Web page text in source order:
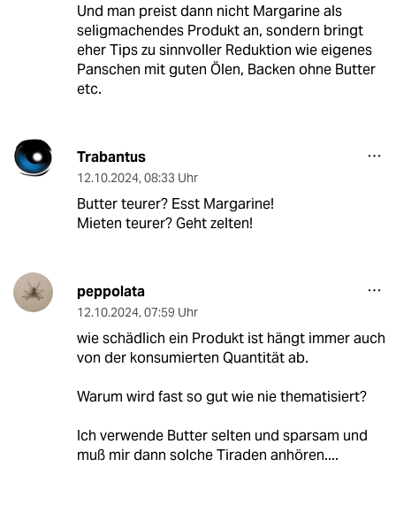
Und man preist dann nicht Margarine als
seligmachendes Produkt an, sondern bringt
eher Tips zu sinnvoller Reduktion wie eigenes
Panschen mit guten Ölen, Backen ohne Butter
etc.
Trabantus
12.10.2024, 08:33 Uhr
Butter teurer? Esst Margarine!
Mieten teurer? Geht zelten!
peppolata
12.10.2024, 07:59 Uhr
wie schädlich ein Produkt ist hängt immer auch
von der konsumierten Quantität ab.
Warum wird fast so gut wie nie thematisiert?
Ich verwende Butter selten und sparsam und
muß mir dann solche Tiraden anhören....